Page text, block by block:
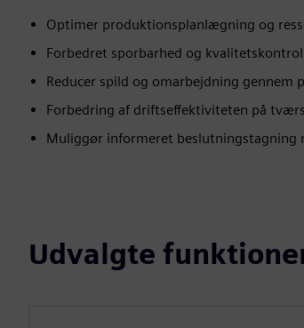
Optimer produktionsplanlægning og
Forbedret sporbarhed og
Reducer spild og omarbejdning gennem
Forbedring af driftseffektiviteten på
Muliggør informeret beslutningstagning
Udvalgte